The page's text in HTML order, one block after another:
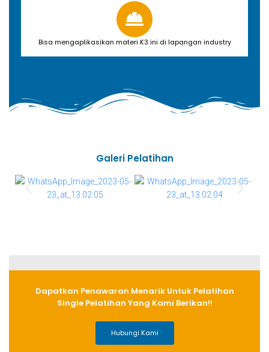
Bisa mengaplikasikan materi K3 ini di lapangan industry
Galeri Pelatihan
Dapatkan Penawaran Menarik Untuk Pelatihan
Single Pelatihan Yang Kami Berikan!!
Hubungi Kami